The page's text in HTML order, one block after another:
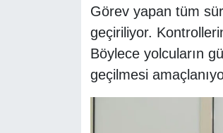
Görev yapan tüm
geçiriliyor.
Böylece yolcuların
geçilmesi